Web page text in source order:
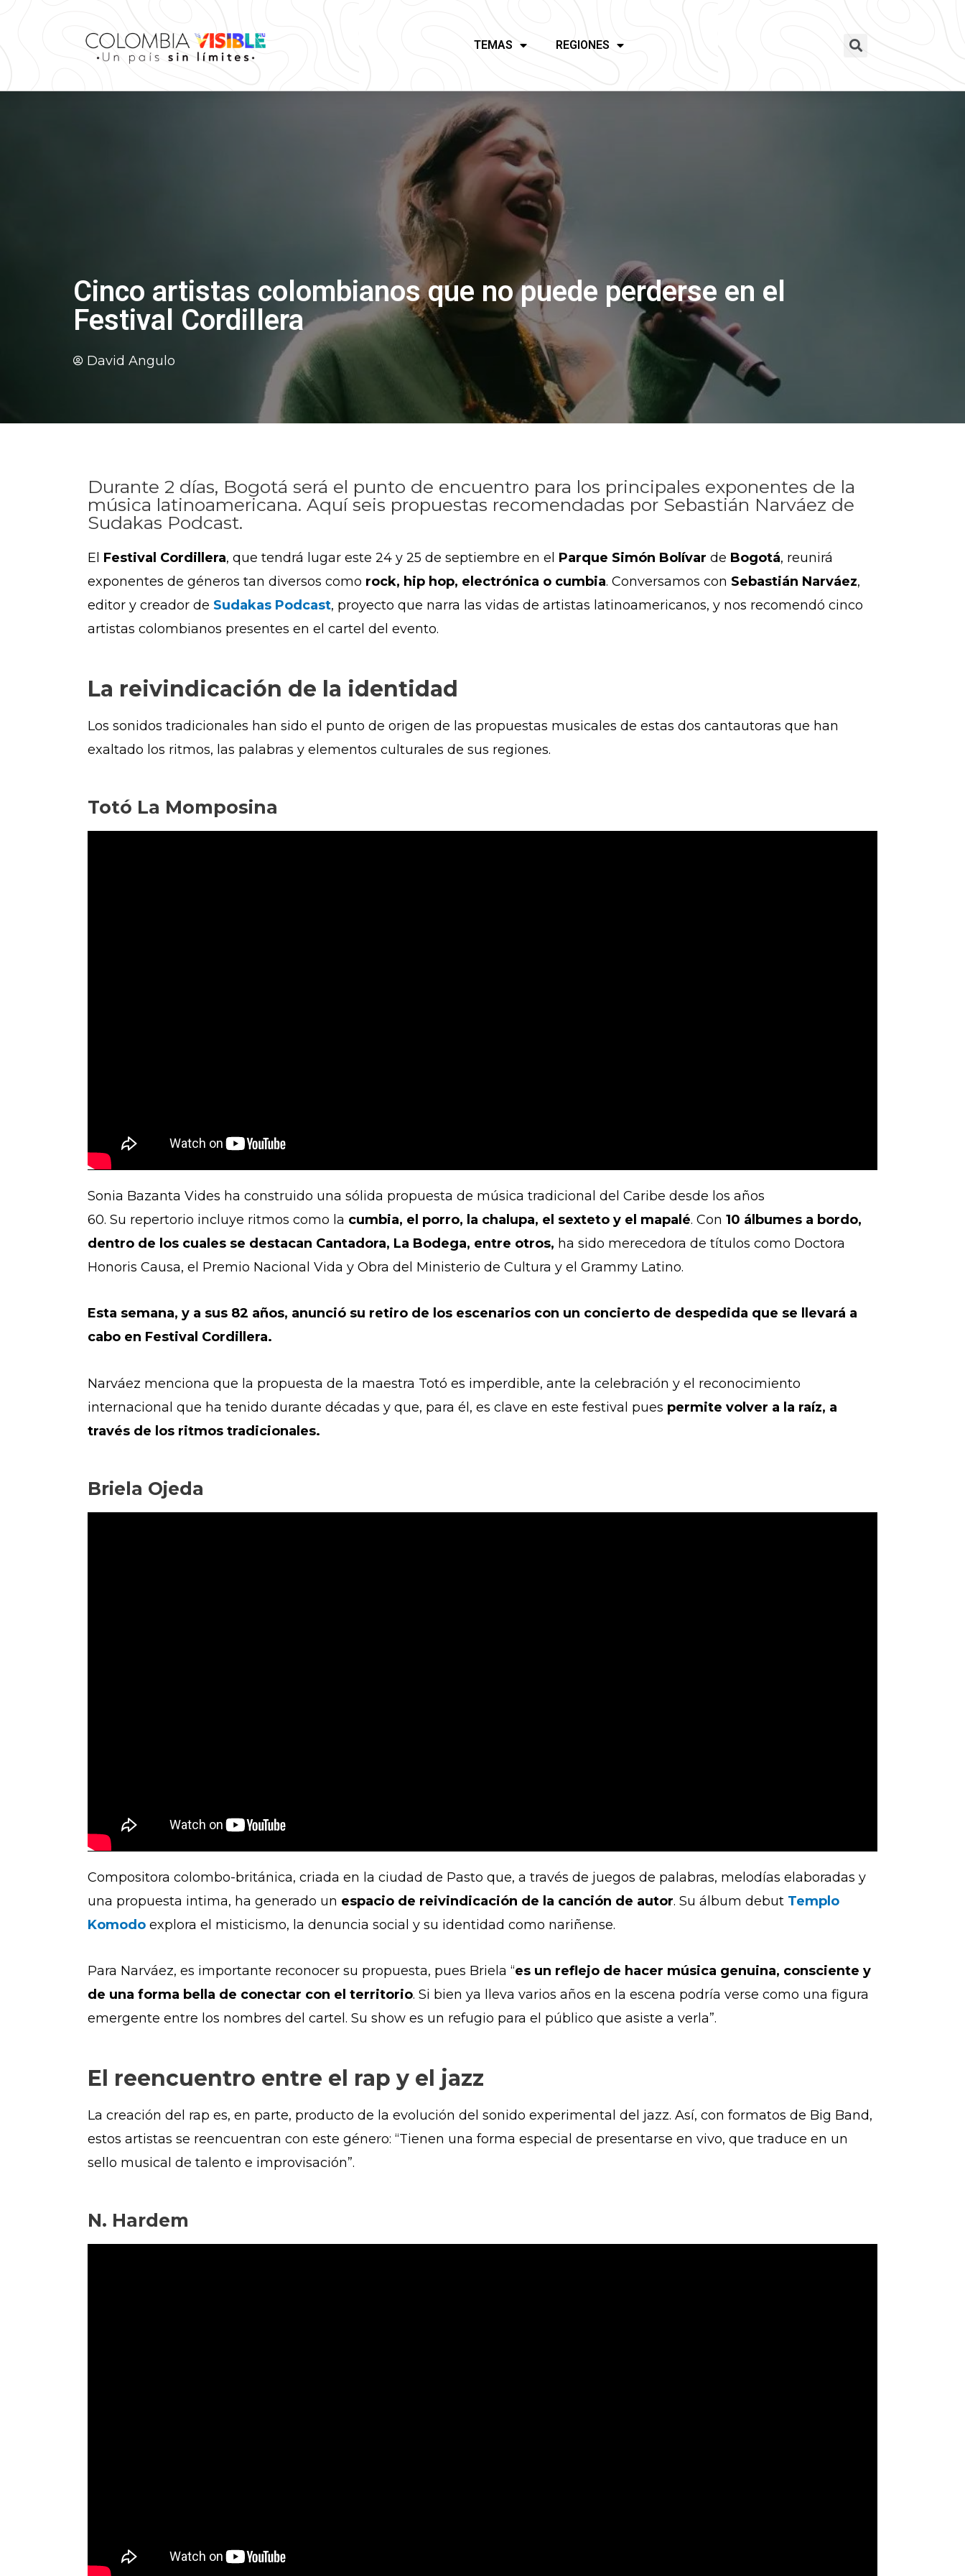
TEMAS REGIONES
Cinco artistas colombianos que no puede perderse en el
Festival Cordillera
David Angulo
Durante 2 días, Bogotá será el punto de encuentro para los principales exponentes de la
música latinoamericana. Aquí seis propuestas recomendadas por Sebastián Narváez de
Sudakas Podcast.
El Festival Cordillera, que tendrá lugar este 24 y 25 de septiembre en el Parque Simón Bolívar de Bogotá, reunirá
exponentes de géneros tan diversos como rock, hip hop, electrónica o cumbia. Conversamos con Sebastián Narváez,
editor y creador de Sudakas Podcast, proyecto que narra las vidas de artistas latinoamericanos, y nos recomendó cinco
artistas colombianos presentes en el cartel del evento.
La reivindicación de la identidad
Los sonidos tradicionales han sido el punto de origen de las propuestas musicales de estas dos cantautoras que han
exaltado los ritmos, las palabras y elementos culturales de sus regiones.
Totó La Momposina
Sonia Bazanta Vides ha construido una sólida propuesta de música tradicional del Caribe desde los años
60. Su repertorio incluye ritmos como la cumbia, el porro, la chalupa, el sexteto y el mapalé. Con 10 álbumes a bordo,
dentro de los cuales se destacan Cantadora, La Bodega, entre otros, ha sido merecedora de títulos como Doctora
Honoris Causa, el Premio Nacional Vida y Obra del Ministerio de Cultura y el Grammy Latino.
Esta semana, y a sus 82 años, anunció su retiro de los escenarios con un concierto de despedida que se llevará a
cabo en Festival Cordillera.
Narváez menciona que la propuesta de la maestra Totó es imperdible, ante la celebración y el reconocimiento
internacional que ha tenido durante décadas y que, para él, es clave en este festival pues permite volver a la raíz, a
través de los ritmos tradicionales.
Briela Ojeda
Compositora colombo-británica, criada en la ciudad de Pasto que, a través de juegos de palabras, melodías elaboradas y
una propuesta intima, ha generado un espacio de reivindicación de la canción de autor. Su álbum debut Templo
Komodo explora el misticismo, la denuncia social y su identidad como nariñense.
Para Narváez, es importante reconocer su propuesta, pues Briela “es un reflejo de hacer música genuina, consciente y
de una forma bella de conectar con el territorio. Si bien ya lleva varios años en la escena podría verse como una figura
emergente entre los nombres del cartel. Su show es un refugio para el público que asiste a verla”.
El reencuentro entre el rap y el jazz
La creación del rap es, en parte, producto de la evolución del sonido experimental del jazz. Así, con formatos de Big Band,
estos artistas se reencuentran con este género: “Tienen una forma especial de presentarse en vivo, que traduce en un
sello musical de talento e improvisación”.
N. Hardem